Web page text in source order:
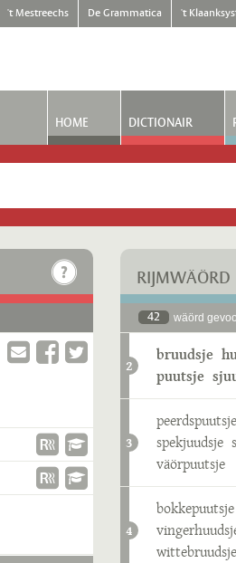
't Mestreechs De Grammatica 't
HOME DICTIONAIR
RIJMWÄÖRD
42 wäörd
2
bruudsje
puutsje
3
peerdspuutsje
spekjuudsje
väörpuutsje
4
bokkepuutsje
wittebruudsje